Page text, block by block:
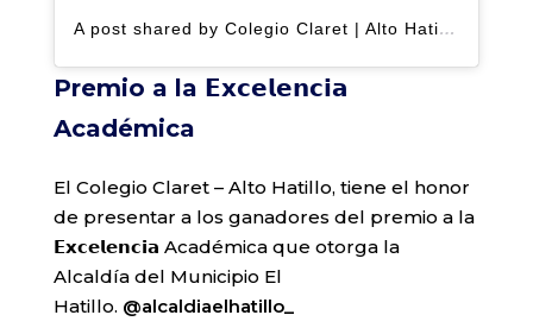
A post shared by Colegio Claret | Alto Hatillo (@clarethatillo)
Premio a la 𝗘𝘅𝗰𝗲𝗹𝗲𝗻𝗰𝗶𝗮
Académica
El Colegio Claret – Alto Hatillo, tiene el honor
de presentar a los ganadores del premio a la
𝗘𝘅𝗰𝗲𝗹𝗲𝗻𝗰𝗶𝗮 Académica que otorga la
Alcaldía del Municipio El
Hatillo. @alcaldiaelhatillo_